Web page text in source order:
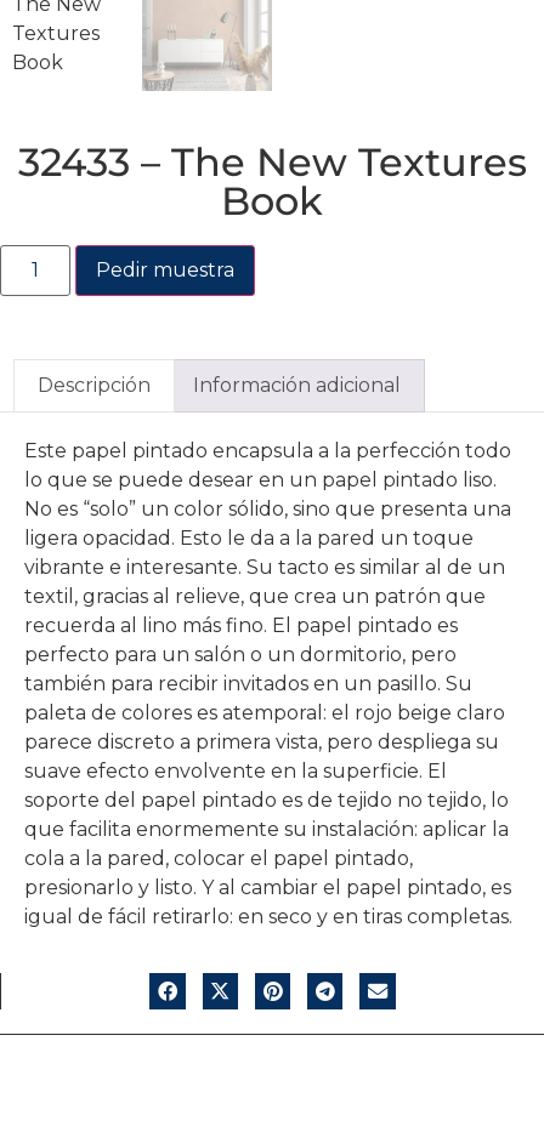
32433 – The New Textures
Book
Pedir muestra
Descripción Información adicional
Este papel pintado encapsula a la perfección todo
lo que se puede desear en un papel pintado liso.
No es “solo” un color sólido, sino que presenta una
ligera opacidad. Esto le da a la pared un toque
vibrante e interesante. Su tacto es similar al de un
textil, gracias al relieve, que crea un patrón que
recuerda al lino más fino. El papel pintado es
perfecto para un salón o un dormitorio, pero
también para recibir invitados en un pasillo. Su
paleta de colores es atemporal: el rojo beige claro
parece discreto a primera vista, pero despliega su
suave efecto envolvente en la superficie. El
soporte del papel pintado es de tejido no tejido, lo
que facilita enormemente su instalación: aplicar la
cola a la pared, colocar el papel pintado,
presionarlo y listo. Y al cambiar el papel pintado, es
igual de fácil retirarlo: en seco y en tiras completas.